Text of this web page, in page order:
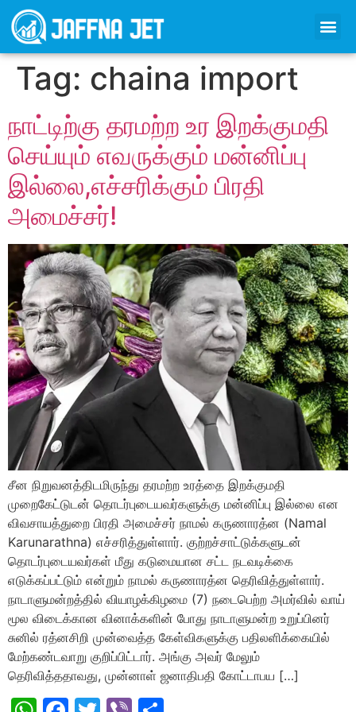
Tag: chaina import
நாட்டிற்கு தரமற்ற உர இறக்குமதி
செய்யும் எவருக்கும் மன்னிப்பு
இல்லை,எச்சரிக்கும் பிரதி
அமைச்சர்!
சீன நிறுவனத்திடமிருந்து தரமற்ற உரத்தை இறக்குமதி
முறைகேட்டுடன் தொடர்புடையவர்களுக்கு மன்னிப்பு இல்லை என
விவசாயத்துறை பிரதி அமைச்சர் நாமல் கருணாரத்ன (Namal
Karunarathna) எச்சரித்துள்ளார். குற்றச்சாட்டுக்களுடன்
தொடர்புடையவர்கள் மீது கடுமையான சட்ட நடவடிக்கை
எடுக்கப்பட்டும் என்றும் நாமல் கருணாரத்ன தெரிவித்துள்ளார்.
நாடாளுமன்றத்தில் வியாழக்கிழமை (7) நடைபெற்ற அமர்வில் வாய்
மூல விடைக்கான வினாக்களின் போது நாடாளுமன்ற உறுப்பினர்
சுனில் ரத்னசிறி முன்வைத்த கேள்விகளுக்கு பதிலளிக்கையில்
மேற்கண்டவாறு குறிப்பிட்டார். அங்கு அவர் மேலும்
தெரிவித்ததாவது, முன்னாள் ஜனாதிபதி கோட்டாபய […]